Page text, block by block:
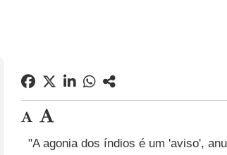
"A agonia dos índios é um 'aviso',